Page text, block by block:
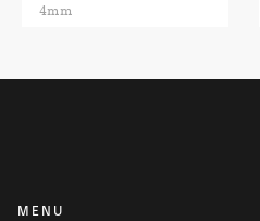
4mm
MENU